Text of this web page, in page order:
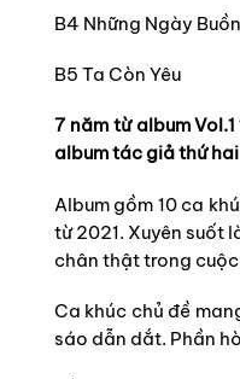
B4 Những Ngày
B5 Ta Còn Yêu
7 năm từ album
album tác giả thứ hai
Album gồm 10 ca
từ 2021. Xuyên suốt
chân thật trong
Ca khúc chủ đề
sáo dẫn dắt. Phần